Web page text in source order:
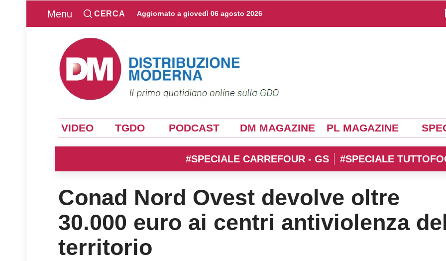
Menu CERCA Aggiornato a giovedì 06 agosto 2026
VIDEO TGDO PODCAST DM MAGAZINE PL MAGAZINE
#SPECIALE CARREFOUR - GS #SPECIALE
Conad Nord Ovest devolve oltre
30.000 euro ai centri antiviolenza
territorio